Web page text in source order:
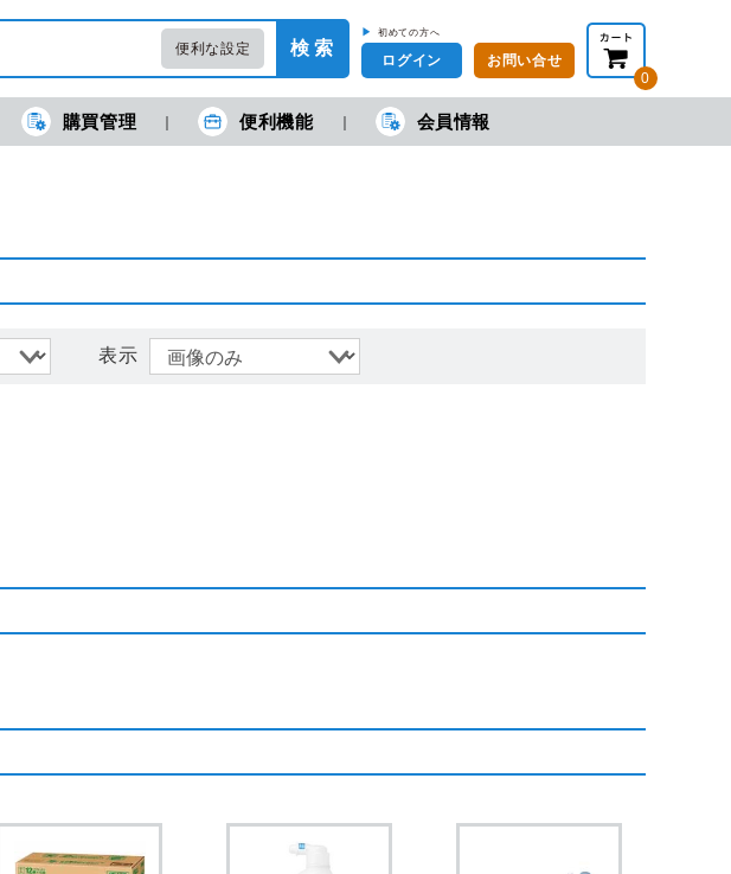
便利な設定 検 索
▶ 初めての方へ
ログイン
お問い合せ
0
現在の金額合計： 円 (税抜) 円(税込)
購買管理 便利機能 会員情報
表示